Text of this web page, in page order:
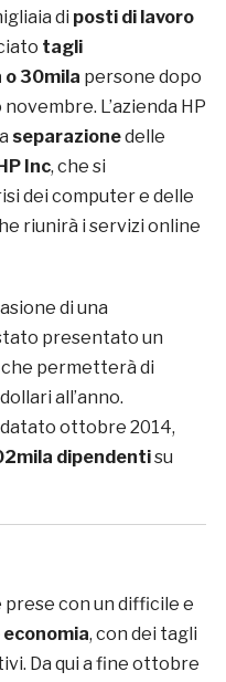
di posti di lavoro
tagli
o 30mila persone dopo
L’azienda HP
separazionedelle
HP Inc, che si
dei computer e delle
riunirà i servizi online
di una
presentato un
che permetterà di
all’anno.
ottobre 2014,
dipendentisu
prese con un difficile e
, con dei tagli
Da qui a fine ottobre